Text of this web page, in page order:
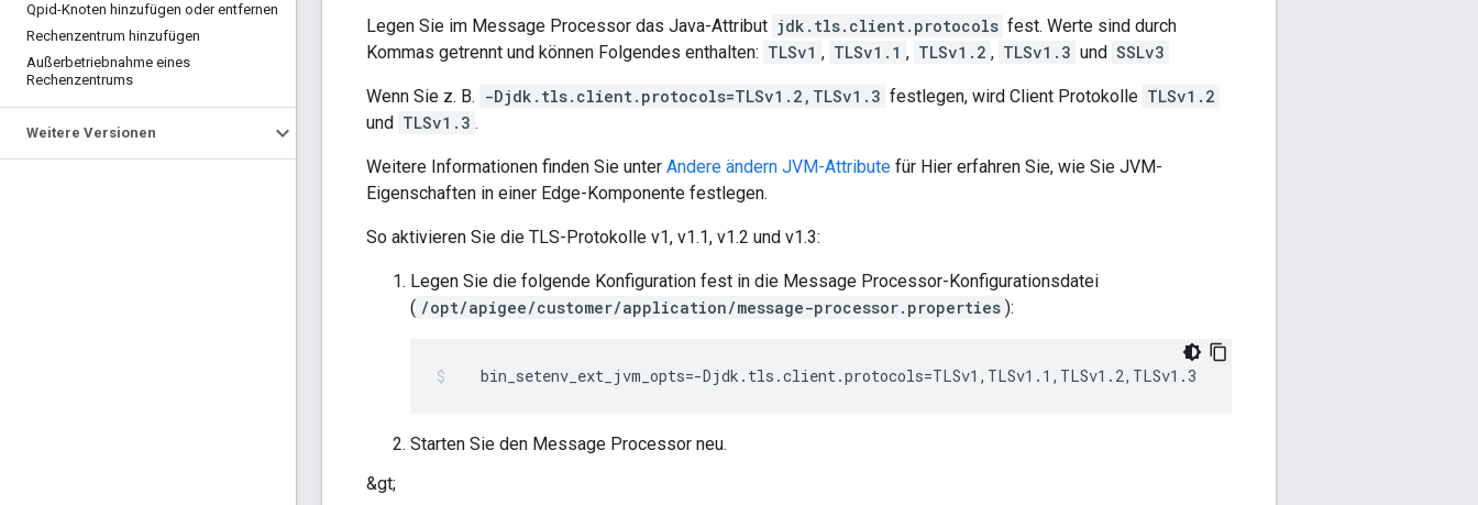
Qpid-Knoten hinzufügen oder entfernen
Rechenzentrum hinzufügen
Außerbetriebnahme eines
Rechenzentrums
Weitere Versionen
Legen Sie im Message Processor das Java-Attribut jdk.tls.client.protocols fest. Werte sind durch
Kommas getrennt und können Folgendes enthalten: TLSv1 , TLSv1.1 , TLSv1.2 , TLSv1.3 und SSLv3
Wenn Sie z. B. -Djdk.tls.client.protocols=TLSv1.2,TLSv1.3 festlegen, wird Client Protokolle TLSv1.2
und TLSv1.3 .
Weitere Informationen finden Sie unter Andere ändern JVM-Attribute für Hier erfahren Sie, wie Sie JVM-
Eigenschaften in einer Edge-Komponente festlegen.
So aktivieren Sie die TLS-Protokolle v1, v1.1, v1.2 und v1.3:
Legen Sie die folgende Konfiguration fest in die Message Processor-Konfigurationsdatei
( /opt/apigee/customer/application/message-processor.properties ):
   bin_setenv_ext_jvm_opts=-Djdk.tls.client.protocols=TLSv1,TLSv1.1,TLSv1.2,TLSv1.3
Starten Sie den Message Processor neu.
&gt;